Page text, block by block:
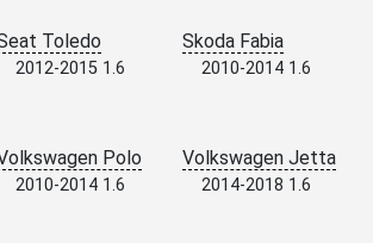
Toledo
2012-2015 1.6
Skoda Fabia
2010-2014 1.6
Polo
2010-2014 1.6
Volkswagen Jetta
2014-2018 1.6